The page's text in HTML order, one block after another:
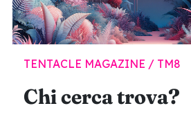
TENTACLE MAGAZINE / TM8
Chi cerca trova?